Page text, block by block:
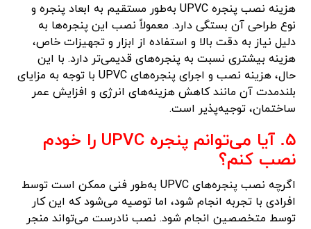
هزینه نصب پنجره UPVC به‌طور مستقیم به ابعاد پنجره و
نوع طراحی آن بستگی دارد. معمولاً نصب این پنجره‌ها به
دلیل نیاز به دقت بالا و استفاده از ابزار و تجهیزات خاص،
هزینه بیشتری نسبت به پنجره‌های قدیمی‌تر دارد. با این
حال، هزینه نصب و اجرای پنجره‌های UPVC با توجه به مزایای
بلندمدت آن مانند کاهش هزینه‌های انرژی و افزایش عمر
ساختمان، توجیه‌پذیر است.
۵. آیا می‌توانم پنجره UPVC را خودم
نصب کنم؟
اگرچه نصب پنجره‌های UPVC به‌طور فنی ممکن است توسط
افرادی با تجربه انجام شود، اما توصیه می‌شود که این کار
توسط متخصصین انجام شود. نصب نادرست می‌تواند منجر